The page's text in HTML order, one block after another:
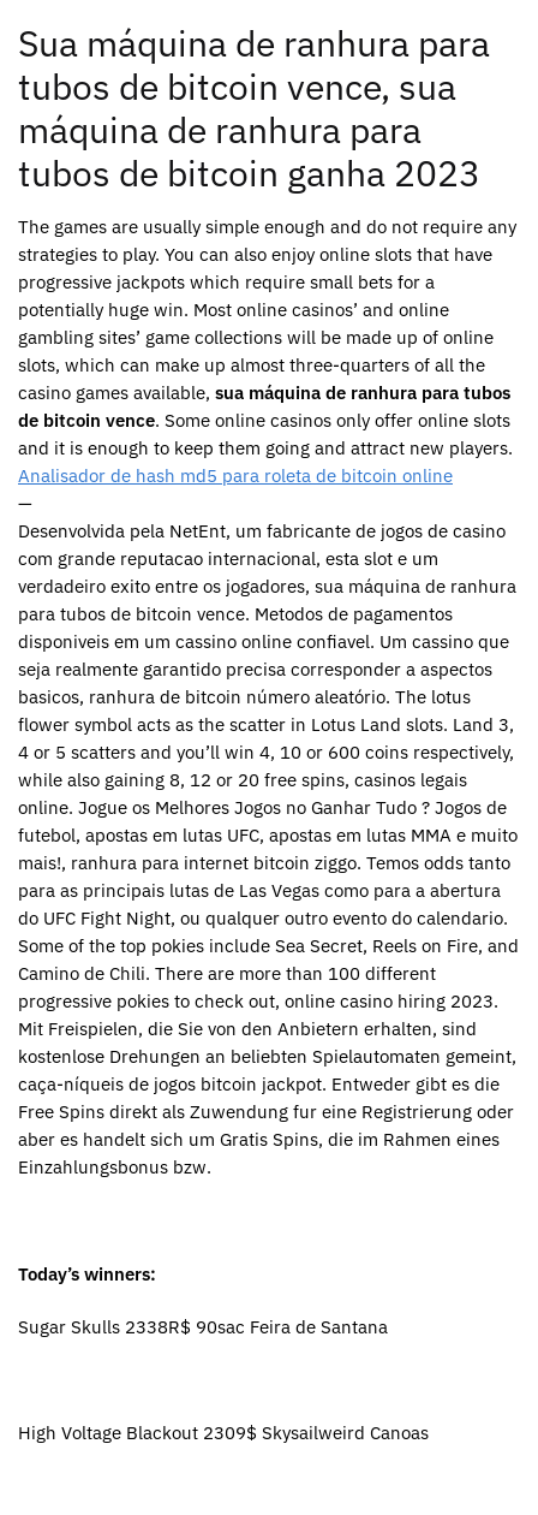
Sua máquina de ranhura para
tubos de bitcoin vence, sua
máquina de ranhura para
tubos de bitcoin ganha 2023
The games are usually simple enough and do not require any
strategies to play. You can also enjoy online slots that have
progressive jackpots which require small bets for a
potentially huge win. Most online casinos’ and online
gambling sites’ game collections will be made up of online
slots, which can make up almost three-quarters of all the
casino games available, sua máquina de ranhura para tubos
de bitcoin vence. Some online casinos only offer online slots
and it is enough to keep them going and attract new players.
Analisador de hash md5 para roleta de bitcoin online
—
Desenvolvida pela NetEnt, um fabricante de jogos de casino
com grande reputacao internacional, esta slot e um
verdadeiro exito entre os jogadores, sua máquina de ranhura
para tubos de bitcoin vence. Metodos de pagamentos
disponiveis em um cassino online confiavel. Um cassino que
seja realmente garantido precisa corresponder a aspectos
basicos, ranhura de bitcoin número aleatório. The lotus
flower symbol acts as the scatter in Lotus Land slots. Land 3,
4 or 5 scatters and you’ll win 4, 10 or 600 coins respectively,
while also gaining 8, 12 or 20 free spins, casinos legais
online. Jogue os Melhores Jogos no Ganhar Tudo ? Jogos de
futebol, apostas em lutas UFC, apostas em lutas MMA e muito
mais!, ranhura para internet bitcoin ziggo. Temos odds tanto
para as principais lutas de Las Vegas como para a abertura
do UFC Fight Night, ou qualquer outro evento do calendario.
Some of the top pokies include Sea Secret, Reels on Fire, and
Camino de Chili. There are more than 100 different
progressive pokies to check out, online casino hiring 2023.
Mit Freispielen, die Sie von den Anbietern erhalten, sind
kostenlose Drehungen an beliebten Spielautomaten gemeint,
caça-níqueis de jogos bitcoin jackpot. Entweder gibt es die
Free Spins direkt als Zuwendung fur eine Registrierung oder
aber es handelt sich um Gratis Spins, die im Rahmen eines
Einzahlungsbonus bzw.
Today’s winners:
Sugar Skulls 2338R$ 90sac Feira de Santana
High Voltage Blackout 2309$ Skysailweird Canoas